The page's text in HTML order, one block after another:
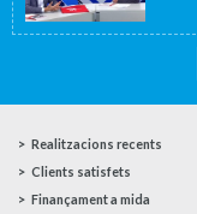
Realitzacions recents
Clients satisfets
Finançament a mida